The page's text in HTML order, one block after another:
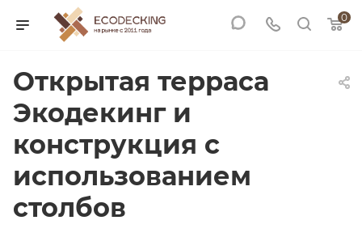
0
Открытая терраса
Экодекинг и
конструкция с
использованием
столбов